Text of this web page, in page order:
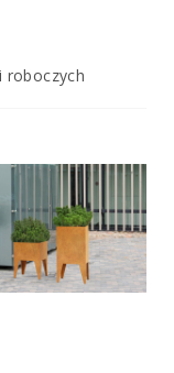
roboczych